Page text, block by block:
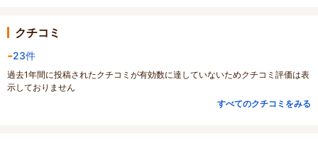
クチコミ
-23件
過去1年間に投稿されたクチコミが有効数に達していないためクチコミ評価は表
示しておりません
すべてのクチコミをみる